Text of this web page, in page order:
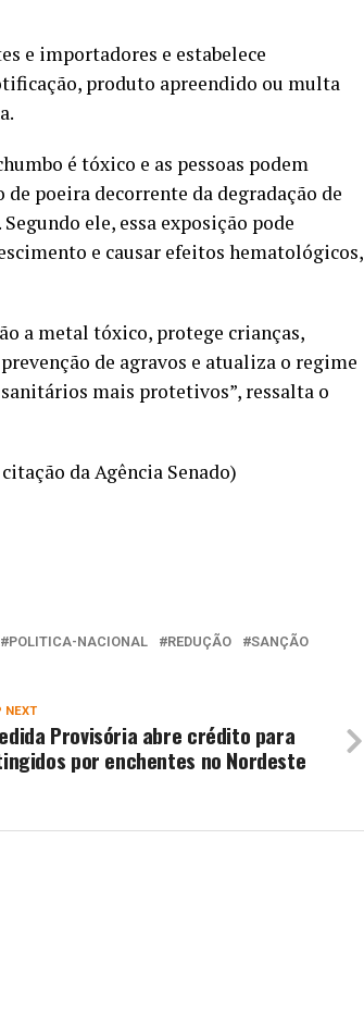
e importadores e estabelece
produto apreendido ou multa
é tóxico e as pessoas podem
poeira decorrente da degradação de
ele, essa exposição pode
e causar efeitos hematológicos,
a metal tóxico, protege crianças,
de agravos e atualiza o regime
mais protetivos”, ressalta o
da Agência Senado)
POLITICA-NACIONAL REDUÇÃO
SANÇÃO
NEXT
Provisória abre crédito para
por enchentes no Nordeste